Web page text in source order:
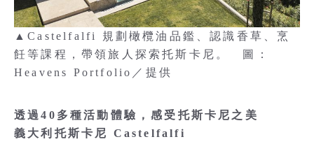
▲Castelfalfi 規劃橄欖油品鑑、認識香草、烹
飪等課程，帶領旅人探索托斯卡尼。 圖：
Heavens Portfolio／提供
透過40多種活動體驗，感受托斯卡尼之美
義大利托斯卡尼 Castelfalfi